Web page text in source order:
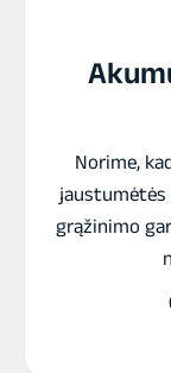
Norime,
jaustumėtės
grąžinimo